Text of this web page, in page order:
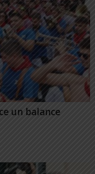
un balance